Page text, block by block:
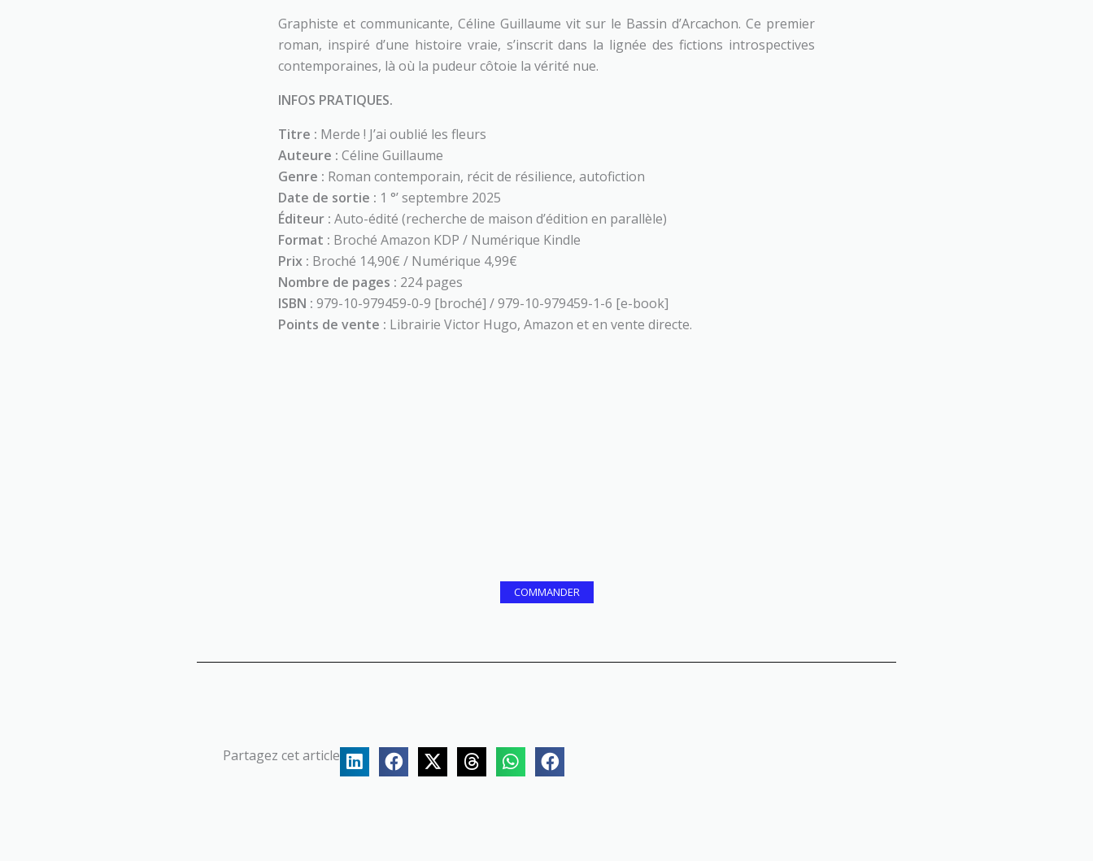
Graphiste et communicante, Céline Guillaume vit sur le Bassin d’Arcachon. Ce premier
roman, inspiré d’une histoire vraie, s’inscrit dans la lignée des fictions introspectives
contemporaines, là où la pudeur côtoie la vérité nue.
INFOS PRATIQUES.
Titre : Merde ! J’ai oublié les fleurs
Auteure : Céline Guillaume
Genre : Roman contemporain, récit de résilience, autofiction
Date de sortie : 1 °’ septembre 2025
Éditeur : Auto-édité (recherche de maison d’édition en parallèle)
Format : Broché Amazon KDP / Numérique Kindle
Prix : Broché 14,90€ / Numérique 4,99€
Nombre de pages : 224 pages
ISBN : 979-10-979459-0-9 [broché] / 979-10-979459-1-6 [e-book]
Points de vente : Librairie Victor Hugo, Amazon et en vente directe.
COMMANDER
Partagez cet article